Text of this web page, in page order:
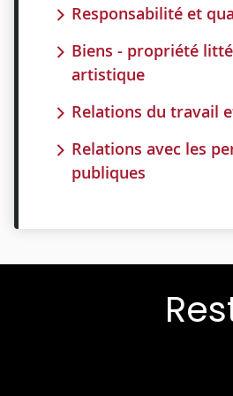
Responsabilité et
Biens - propriété
artistique
Relations du travail
Relations avec les
publiques